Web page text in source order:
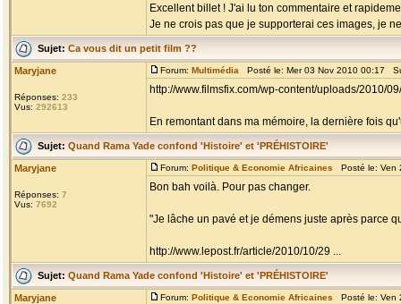
Excellent billet ! J'ai lu ton commentaire et
Je ne crois pas que je supporterai ces images, je
Sujet: Ca vous dit un petit film ??
Maryjane
Réponses: 233
Vus: 292613
Forum: Multimédia Posté le: Mer 03 Nov 2010 00:17
http://www.filmsfix.com/wp-content/uploads/2010/
En remontant dans ma mémoire, la dernière fois
Sujet: Quand Rama Yade confond 'Histoire' et 'PRÉHISTOIRE'
Maryjane
Réponses: 7
Vus: 7692
Forum: Politique & Economie Africaines Posté le: Ven
Bon bah voilà. Pour pas changer.
"Je lâche un pavé et je démens juste après parce
http://www.lepost.fr/article/2010/10/29 ...
Sujet: Quand Rama Yade confond 'Histoire' et 'PRÉHISTOIRE'
Maryjane Forum: Politique & Economie Africaines Posté le: Ven